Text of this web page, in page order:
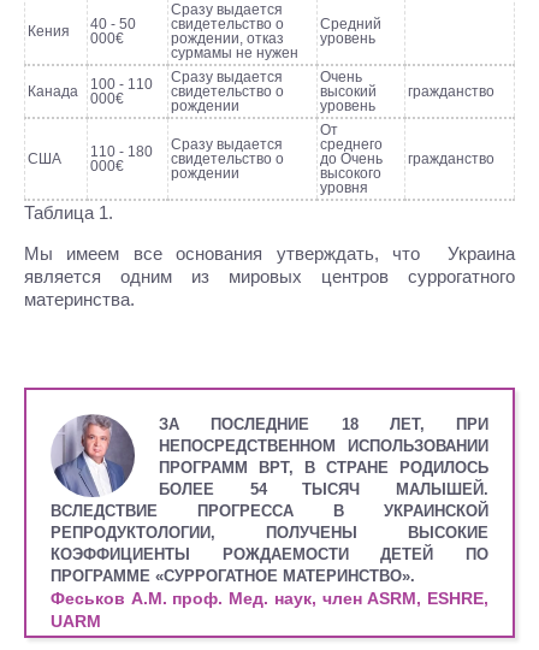
Кения
40 - 50
000€
Сразу выдается
свидетельство о
рождении, отказ
сурмамы не нужен
Средний
уровень
Канада
100 - 110
000€
Сразу выдается
свидетельство о
рождении
Очень
высокий
уровень
гражданство
США
110 - 180
000€
Сразу выдается
свидетельство о
рождении
От
среднего
до Очень
высокого
уровня
гражданство
Таблица 1.
Мы имеем все основания утверждать, что Украина
является одним из мировых центров суррогатного
материнства.
ЗА ПОСЛЕДНИЕ 18 ЛЕТ, ПРИ
НЕПОСРЕДСТВЕННОМ ИСПОЛЬЗОВАНИИ
ПРОГРАММ ВРТ, В СТРАНЕ РОДИЛОСЬ
БОЛЕЕ 54 ТЫСЯЧ МАЛЫШЕЙ.
ВСЛЕДСТВИЕ ПРОГРЕССА В УКРАИНСКОЙ
РЕПРОДУКТОЛОГИИ, ПОЛУЧЕНЫ ВЫСОКИЕ
КОЭФФИЦИЕНТЫ РОЖДАЕМОСТИ ДЕТЕЙ ПО
ПРОГРАММЕ «СУРРОГАТНОЕ МАТЕРИНСТВО».
Феськов A.M. проф. Мед. наук, член ASRM, ESHRE,
UARM